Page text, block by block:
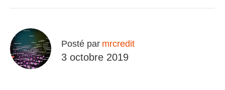
Posté par mrcredit
3 octobre 2019